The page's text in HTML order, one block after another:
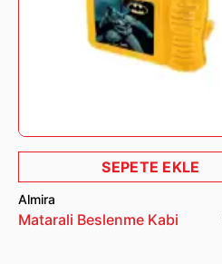
SEPETE EKLE
Almira
Matarali Beslenme Kabi